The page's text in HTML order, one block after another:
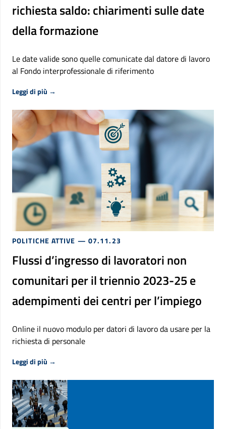
richiesta saldo: chiarimenti sulle date
della formazione
Le date valide sono quelle comunicate dal datore di lavoro
al Fondo interprofessionale di riferimento
Leggi di più →
POLITICHE ATTIVE — 07.11.23
Flussi d’ingresso di lavoratori non
comunitari per il triennio 2023-25 e
adempimenti dei centri per l’impiego
Online il nuovo modulo per datori di lavoro da usare per la
richiesta di personale
Leggi di più →